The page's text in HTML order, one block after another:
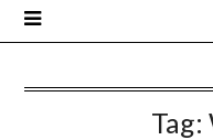
Tag: